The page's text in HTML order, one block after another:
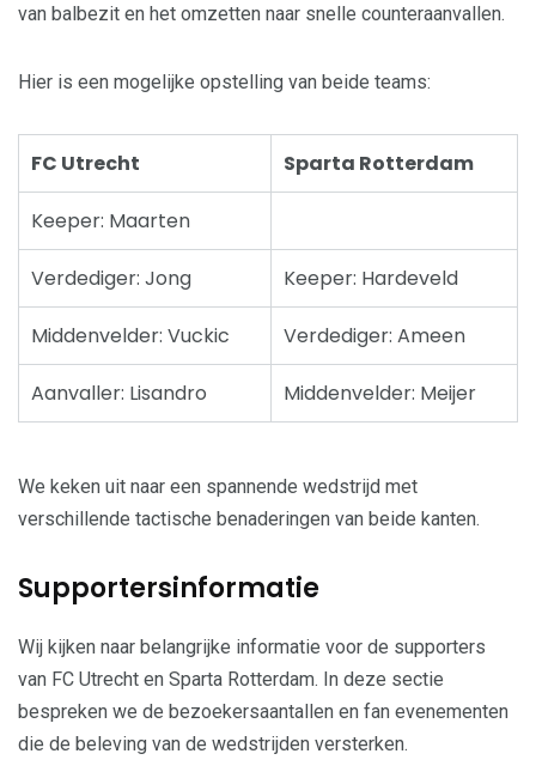
van balbezit en het omzetten naar snelle counteraanvallen.
Hier is een mogelijke opstelling van beide teams:
FC Utrecht Sparta Rotterdam
Keeper: Maarten
Verdediger: Jong Keeper: Hardeveld
Middenvelder: Vuckic Verdediger: Ameen
Aanvaller: Lisandro Middenvelder: Meijer
We keken uit naar een spannende wedstrijd met
verschillende tactische benaderingen van beide kanten.
Supportersinformatie
Wij kijken naar belangrijke informatie voor de supporters
van FC Utrecht en Sparta Rotterdam. In deze sectie
bespreken we de bezoekersaantallen en fan evenementen
die de beleving van de wedstrijden versterken.